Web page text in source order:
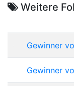
Weitere
Gewinner
Gewinner